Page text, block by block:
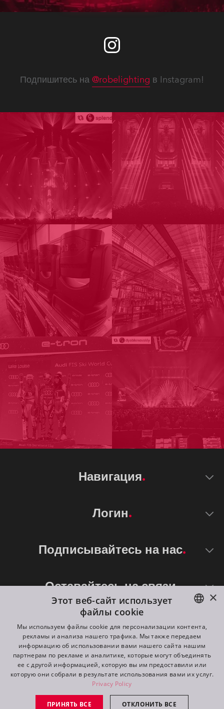
Подпишитесь на @robelighting в Instagram!
Навигация
Логин
Подписывайтесь на нас
Оставайтесь на связи
©2026 ROBE lighting s.r.o.
All rights reserved. Created by
ENGLISH
DE
FR
RU
×
Этот веб-сайт использует
файлы cookie
Мы используем файлы cookie для персонализации контента,
рекламы и анализа нашего трафика. Мы также передаем
информацию об использовании вами нашего сайта нашим
партнерам по рекламе и аналитике, которые могут объединять
ее с другой информацией, которую вы им предоставили или
которую они собрали в результате использования вами их услуг.
Privacy Policy
ПРИНЯТЬ ВСЕ ОТКЛОНИТЬ ВСЕ